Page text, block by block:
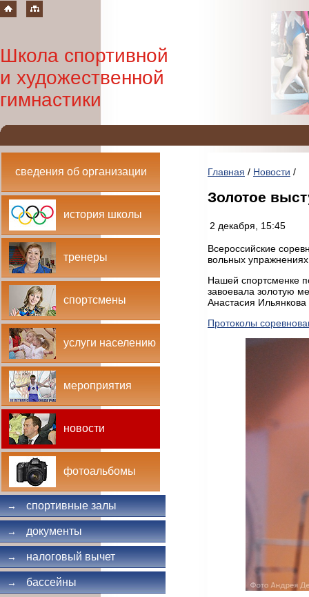
Школа спортивной
и художественной
гимнастики
сведения об организации
история школы
тренеры
спортсмены
услуги населению
мероприятия
новости
фотоальбомы
→ спортивные залы
→ документы
→ налоговый вычет
→ бассейны
Главная / Новости /
Золотое
2 декабря, 15:45
Всероссийские
вольных
Нашей спортсменке
завоевала золотую
Анастасия
Протоколы